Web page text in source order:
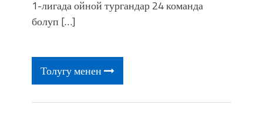
Park'ка 30 миң адам чогулду
1-лигада ойной тургандар 24 команда
болуп […]
Толугу менен